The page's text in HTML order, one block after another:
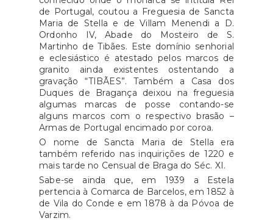
de Portugal, coutou a Freguesia de Sancta
Maria de Stella e de Villam Menendi a D.
Ordonho IV, Abade do Mosteiro de S.
Martinho de Tibães. Este domínio senhorial
e eclesiástico é atestado pelos marcos de
granito ainda existentes ostentando a
gravação “TIBÃES”. Também a Casa dos
Duques de Bragança deixou na freguesia
algumas marcas de posse contando-se
alguns marcos com o respectivo brasão –
Armas de Portugal encimado por coroa.
O nome de Sancta Maria de Stella era
também referido nas inquirições de 1220 e
mais tarde no Censual de Braga do Séc. XI.
Sabe-se ainda que, em 1939 a Estela
pertencia à Comarca de Barcelos, em 1852 à
de Vila do Conde e em 1878 à da Póvoa de
Varzim.